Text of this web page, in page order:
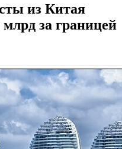
из Китая
млрд за границей